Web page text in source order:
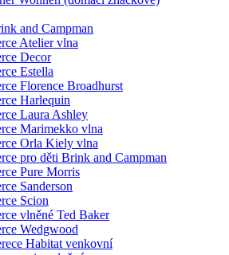
and Campman
Atelier vlna
Decor
Estella
Florence Broadhurst
Harlequin
Laura Ashley
Marimekko vlna
Orla Kiely vlna
pro děti Brink and Campman
Pure Morris
Sanderson
Scion
vlněné Ted Baker
Wedgwood
Habitat venkovní